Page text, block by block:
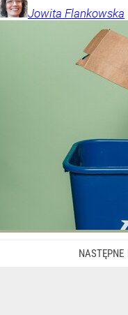
Jowita Flankowska